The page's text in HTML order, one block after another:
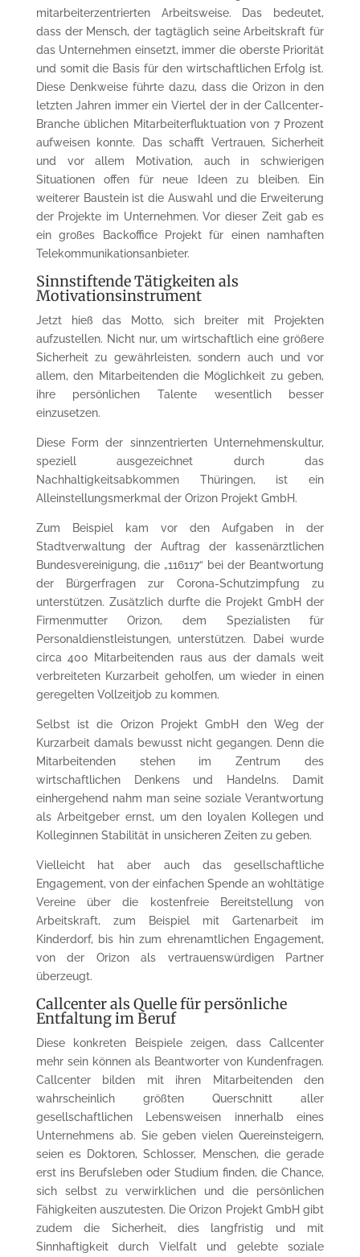
mitarbeiterzentrierten Arbeitsweise. Das bedeutet,
dass der Mensch, der tagtäglich seine Arbeitskraft für
das Unternehmen einsetzt, immer die oberste Priorität
und somit die Basis für den wirtschaftlichen Erfolg ist.
Diese Denkweise führte dazu, dass die Orizon in den
letzten Jahren immer ein Viertel der in der Callcenter-
Branche üblichen Mitarbeiterfluktuation von 7 Prozent
aufweisen konnte. Das schafft Vertrauen, Sicherheit
und vor allem Motivation, auch in schwierigen
Situationen offen für neue Ideen zu bleiben. Ein
weiterer Baustein ist die Auswahl und die Erweiterung
der Projekte im Unternehmen. Vor dieser Zeit gab es
ein großes Backoffice Projekt für einen namhaften
Telekommunikationsanbieter.
Sinnstiftende Tätigkeiten als
Motivationsinstrument
Jetzt hieß das Motto, sich breiter mit Projekten
aufzustellen. Nicht nur, um wirtschaftlich eine größere
Sicherheit zu gewährleisten, sondern auch und vor
allem, den Mitarbeitenden die Möglichkeit zu geben,
ihre persönlichen Talente wesentlich besser
einzusetzen.
Diese Form der sinnzentrierten Unternehmenskultur,
speziell ausgezeichnet durch das
Nachhaltigkeitsabkommen Thüringen, ist ein
Alleinstellungsmerkmal der Orizon Projekt GmbH.
Zum Beispiel kam vor den Aufgaben in der
Stadtverwaltung der Auftrag der kassenärztlichen
Bundesvereinigung, die „116117“ bei der Beantwortung
der Bürgerfragen zur Corona-Schutzimpfung zu
unterstützen. Zusätzlich durfte die Projekt GmbH der
Firmenmutter Orizon, dem Spezialisten für
Personaldienstleistungen, unterstützen. Dabei wurde
circa 400 Mitarbeitenden raus aus der damals weit
verbreiteten Kurzarbeit geholfen, um wieder in einen
geregelten Vollzeitjob zu kommen.
Selbst ist die Orizon Projekt GmbH den Weg der
Kurzarbeit damals bewusst nicht gegangen. Denn die
Mitarbeitenden stehen im Zentrum des
wirtschaftlichen Denkens und Handelns. Damit
einhergehend nahm man seine soziale Verantwortung
als Arbeitgeber ernst, um den loyalen Kollegen und
Kolleginnen Stabilität in unsicheren Zeiten zu geben.
Vielleicht hat aber auch das gesellschaftliche
Engagement, von der einfachen Spende an wohltätige
Vereine über die kostenfreie Bereitstellung von
Arbeitskraft, zum Beispiel mit Gartenarbeit im
Kinderdorf, bis hin zum ehrenamtlichen Engagement,
von der Orizon als vertrauenswürdigen Partner
überzeugt.
Callcenter als Quelle für persönliche
Entfaltung im Beruf
Diese konkreten Beispiele zeigen, dass Callcenter
mehr sein können als Beantworter von Kundenfragen.
Callcenter bilden mit ihren Mitarbeitenden den
wahrscheinlich größten Querschnitt aller
gesellschaftlichen Lebensweisen innerhalb eines
Unternehmens ab. Sie geben vielen Quereinsteigern,
seien es Doktoren, Schlosser, Menschen, die gerade
erst ins Berufsleben oder Studium finden, die Chance,
sich selbst zu verwirklichen und die persönlichen
Fähigkeiten auszutesten. Die Orizon Projekt GmbH gibt
zudem die Sicherheit, dies langfristig und mit
Sinnhaftigkeit durch Vielfalt und gelebte soziale